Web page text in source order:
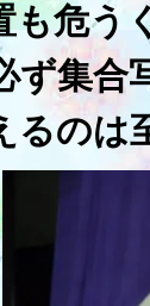
も危う
ず集合
るのは